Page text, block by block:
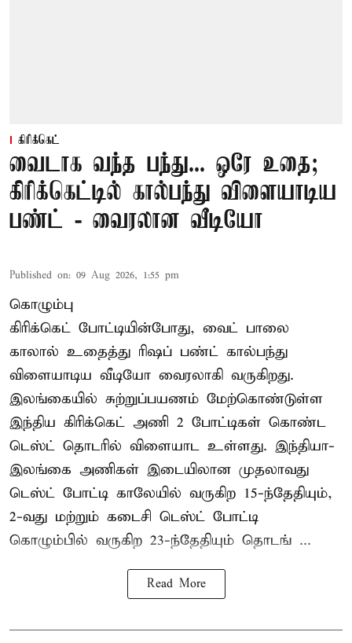
கிரிக்கெட்
வைடாக வந்த பந்து... ஒரே உதை;
கிரிக்கெட்டில் கால்பந்து விளையாடிய
பண்ட் - வைரலான வீடியோ
Published on: 09 Aug 2026, 1:55 pm
கொழும்பு
கிரிக்கெட் போட்டியின்போது, வைட் பாலை
காலால் உதைத்து ரிஷப் பண்ட் கால்பந்து
விளையாடிய வீடியோ வைரலாகி வருகிறது.
இலங்கையில் சுற்றுப்பயணம் மேற்கொண்டுள்ள
இந்திய கிரிக்கெட் அணி 2 போட்டிகள் கொண்ட
டெஸ்ட் தொடரில் விளையாட உள்ளது. இந்தியா-
இலங்கை அணிகள் இடையிலான முதலாவது
டெஸ்ட் போட்டி காலேயில் வருகிற 15-ந்தேதியும்,
2-வது மற்றும் கடைசி டெஸ்ட் போட்டி
கொழும்பில் வருகிற 23-ந்தேதியும் தொடங் ...
Read More